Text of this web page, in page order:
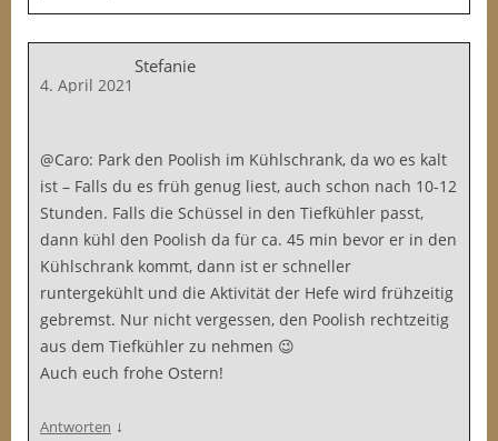
Stefanie
4. April 2021
@Caro: Park den Poolish im Kühlschrank, da wo es kalt
ist – Falls du es früh genug liest, auch schon nach 10-12
Stunden. Falls die Schüssel in den Tiefkühler passt,
dann kühl den Poolish da für ca. 45 min bevor er in den
Kühlschrank kommt, dann ist er schneller
runtergekühlt und die Aktivität der Hefe wird frühzeitig
gebremst. Nur nicht vergessen, den Poolish rechtzeitig
aus dem Tiefkühler zu nehmen 😉
Auch euch frohe Ostern!
Antworten ↓